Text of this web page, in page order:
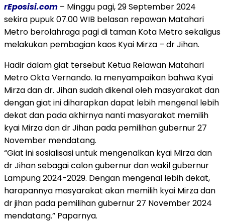
rEposisi.com – Minggu pagi, 29 September 2024
sekira pupuk 07.00 WIB belasan repawan Matahari
Metro berolahraga pagi di taman Kota Metro sekaligus
melakukan pembagian kaos Kyai Mirza – dr Jihan.
Hadir dalam giat tersebut Ketua Relawan Matahari
Metro Okta Vernando. Ia menyampaikan bahwa Kyai
Mirza dan dr. Jihan sudah dikenal oleh masyarakat dan
dengan giat ini diharapkan dapat lebih mengenal lebih
dekat dan pada akhirnya nanti masyarakat memilih
kyai Mirza dan dr Jihan pada pemilihan gubernur 27
November mendatang.
“Giat ini sosialisasi untuk mengenalkan kyai Mirza dan
dr Jihan sebagai calon gubernur dan wakil gubernur
Lampung 2024-2029. Dengan mengenal lebih dekat,
harapannya masyarakat akan memilih kyai Mirza dan
dr jihan pada pemilihan gubernur 27 November 2024
mendatang.” Paparnya.